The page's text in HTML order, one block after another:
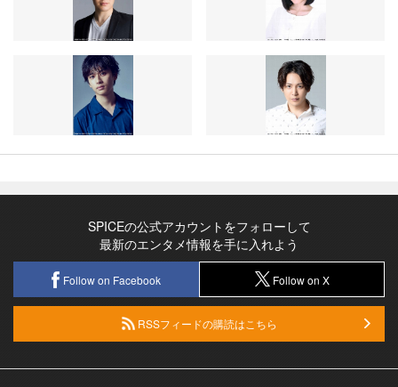
SPICEの公式アカウントをフォローして
最新のエンタメ情報を手に入れよう
Follow on Facebook Follow on X
RSSフィードの購読はこちら